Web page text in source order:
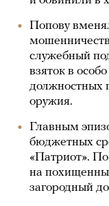
Попову
служебный
взяток в
должностных
оружия.
Главным
бюджетных
«Патриот».
на
загородный